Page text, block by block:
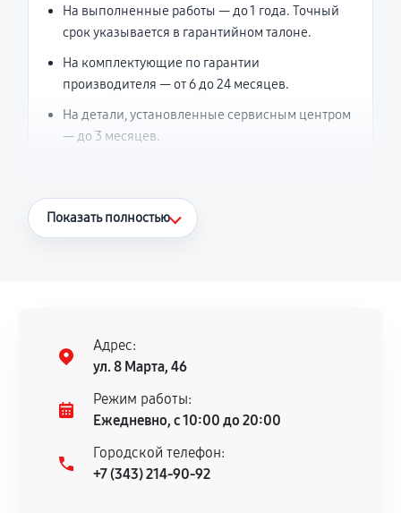
На выполненные работы — до 1 года. Точный
срок указывается в гарантийном талоне.
На комплектующие по гарантии
производителя — от 6 до 24 месяцев.
На детали, установленные сервисным центром
— до 3 месяцев.
Что считается гарантийным случаем
нормальной эксплуатации в течение
гарантийного срока.
Несоответствие комплектующей заявленным
техническим характеристикам.
Документы для подтверждения
Показать полностью
Адрес:
ул. 8 Марта, 46
Режим работы:
Ежедневно, с 10:00 до 20:00
Городской телефон:
+7 (343) 214-90-92